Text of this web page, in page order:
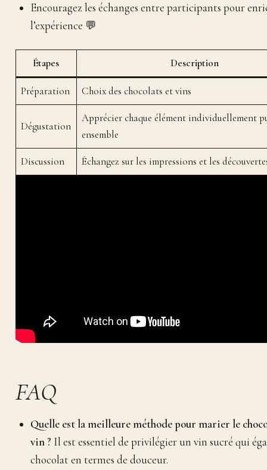
Encouragez les échanges entre participants pour
l’expérience 💬
Étapes Description
Préparation Choix des chocolats et vins
Dégustation
Apprécier chaque élément individuellement
ensemble
Discussion Échangez sur les impressions et les
FAQ
Quelle est la meilleure méthode pour marier le
vin ? Il est essentiel de privilégier un vin sucré qui
chocolat en termes de douceur.